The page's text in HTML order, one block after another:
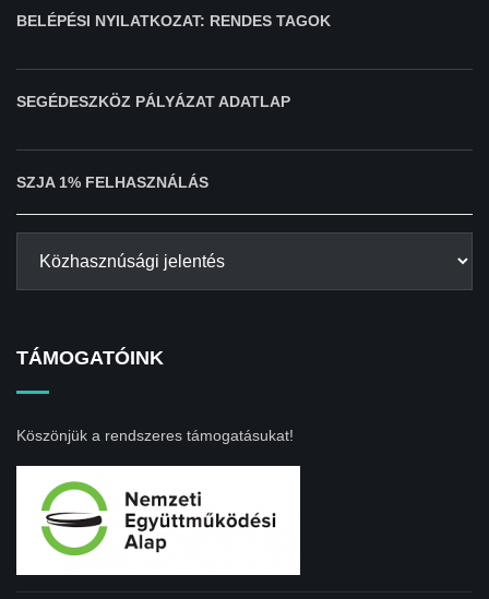
BELÉPÉSI NYILATKOZAT: RENDES TAGOK
SEGÉDESZKÖZ PÁLYÁZAT ADATLAP
SZJA 1% FELHASZNÁLÁS
TÁMOGATÓINK
Köszönjük a rendszeres támogatásukat!